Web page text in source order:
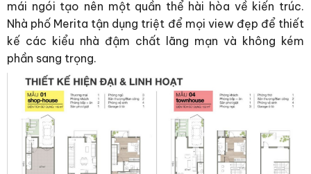
mái ngói tạo nên một quần thể hài hòa về kiến trúc.
Nhà phố Merita tận dụng triệt để mọi view đẹp để thiết
kế các kiểu nhà đậm chất lãng mạn và không kém
phần sang trọng.